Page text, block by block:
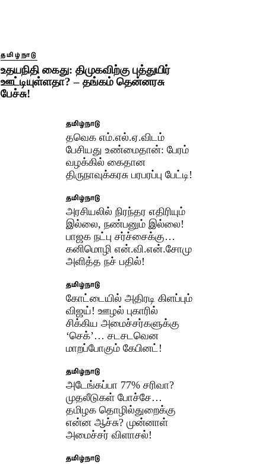
தமிழ்நாடு
உதயநிதி கைது: திமுகவிற்கு புத்துயிர்
ஊட்டியுள்ளதா? – தங்கம் தென்னரசு
பேச்சு!
தமிழ்நாடு
தவெக எம்.எல்.ஏ.விடம்
பேசியது உண்மைதான்: பேரம்
வழக்கில் கைதான
திருநாவுக்கரசு பரபரப்பு பேட்டி!
தமிழ்நாடு
அரசியலில் நிரந்தர எதிரியும்
இல்லை, நண்பனும் இல்லை!
பாஜக நட்பு சர்ச்சைக்கு…
கனிமொழி என்.வி.என்.சோமு
அளித்த நச் பதில்!
தமிழ்நாடு
கோட்டையில் அதிரடி கிளப்பும்
விஜய்! ஊழல் புகாரில்
சிக்கிய அமைச்சர்களுக்கு
‘செக்’… சடசடவென
மாறப்போகும் கேபினட்!​
தமிழ்நாடு
அடேங்கப்பா 77% சரிவா?
முதலீடுகள் போச்சே…
தமிழக தொழில்துறைக்கு
என்ன ஆச்சு? முன்னாள்
அமைச்சர் விளாசல்!
தமிழ்நாடு